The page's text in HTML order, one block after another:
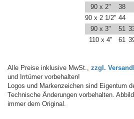
90 x 2"
38
90 x 2 1/2" 44
90 x 3"
51
110 x 4"
61
Alle Preise inklusive MwSt., zzgl.
und Irrtümer vorbehalten!
Logos und Markenzeichen sind Eigentum
Technische Änderungen vorbehalten.
immer dem Original.